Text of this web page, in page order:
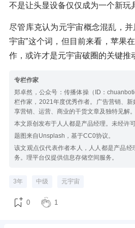
不是让头显设备仅仅成为一个新玩
尽管库克认为元宇宙概念混乱，并
宇宙”这个词，但目前来看，苹果
作，或许才是元宇宙破圈的关键推
专栏作家
郑卓然，公众号：传播体操（ID：
栏作家，2021年度优秀作者。广告营销、
享营销、运营、商业的干货文章及独特见解。
本文原创发布于人人都是产品经理。未经许
题图来自Unsplash，基于CC0协议。
该文观点仅代表作者本人，人人都是产品经
务。理平台仅提供信息存储空间服务。
3年 中级 元宇宙
0 1